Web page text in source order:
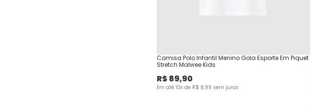
Camisa Polo Infantil Menino Gola Esporte Em Piquet
Stretch Malwee Kids
R$89,90
Em até 10x de R$ 8,99 sem juros